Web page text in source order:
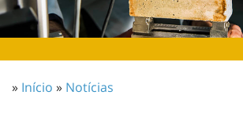
» Início » Notícias